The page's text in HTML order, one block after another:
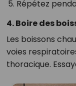
Répétez
4. Boire des
Les boissons
voies
thoracique.